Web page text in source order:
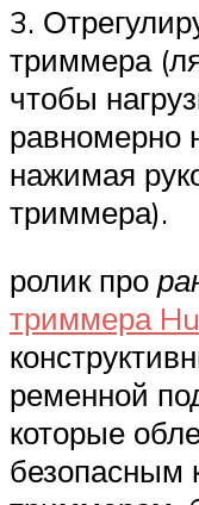
3.
триммера
чтобы
равномерно
нажимая
триммера).
ролик про
триммера
ременной
которые
безопасным